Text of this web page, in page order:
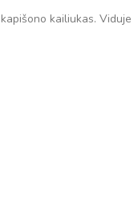
kailiukas.